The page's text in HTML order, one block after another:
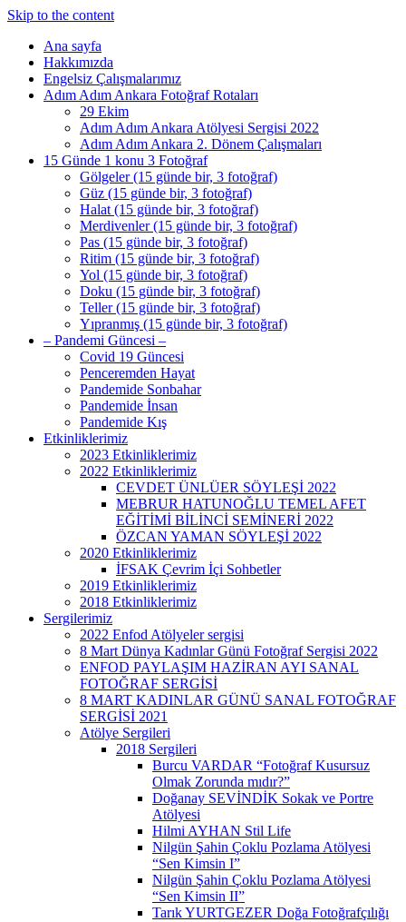
Skip to the content
Ana sayfa
Hakkımızda
Engelsiz Çalışmalarımız
Adım Adım Ankara Fotoğraf Rotaları
29 Ekim
Adım Adım Ankara Atölyesi Sergisi 2022
Adım Adım Ankara 2. Dönem Çalışmaları
15 Günde 1 konu 3 Fotoğraf
Gölgeler (15 günde bir, 3 fotoğraf)
Güz (15 günde bir, 3 fotoğraf)
Halat (15 günde bir, 3 fotoğraf)
Merdivenler (15 günde bir, 3 fotoğraf)
Pas (15 günde bir, 3 fotoğraf)
Ritim (15 günde bir, 3 fotoğraf)
Yol (15 günde bir, 3 fotoğraf)
Doku (15 günde bir, 3 fotoğraf)
Teller (15 günde bir, 3 fotoğraf)
Yıpranmış (15 günde bir, 3 fotoğraf)
– Pandemi Güncesi –
Covid 19 Güncesi
Penceremden Hayat
Pandemide Sonbahar
Pandemide İnsan
Pandemide Kış
Etkinliklerimiz
2023 Etkinliklerimiz
2022 Etkinliklerimiz
CEVDET ÜNLÜER SÖYLEŞİ 2022
MEBRUR HATUNOĞLU TEMEL AFET
EĞİTİMİ BİLİNCİ SEMİNERİ 2022
ÖZCAN YAMAN SÖYLEŞİ 2022
2020 Etkinliklerimiz
İFSAK Çevrim İçi Sohbetler
2019 Etkinliklerimiz
2018 Etkinliklerimiz
Sergilerimiz
2022 Enfod Atölyeler sergisi
8 Mart Dünya Kadınlar Günü Fotoğraf Sergisi 2022
ENFOD PAYLAŞIM HAZİRAN AYI SANAL
FOTOĞRAF SERGİSİ
8 MART KADINLAR GÜNÜ SANAL FOTOĞRAF
SERGİSİ 2021
Atölye Sergileri
2018 Sergileri
Burcu VARDAR “Fotoğraf Kusursuz
Olmak Zorunda mıdır?”
Doğanay SEVİNDİK Sokak ve Portre
Atölyesi
Hilmi AYHAN Stil Life
Nilgün Şahin Çoklu Pozlama Atölyesi
“Sen Kimsin I”
Nilgün Şahin Çoklu Pozlama Atölyesi
“Sen Kimsin II”
Tarık YURTGEZER Doğa Fotoğrafçılığı